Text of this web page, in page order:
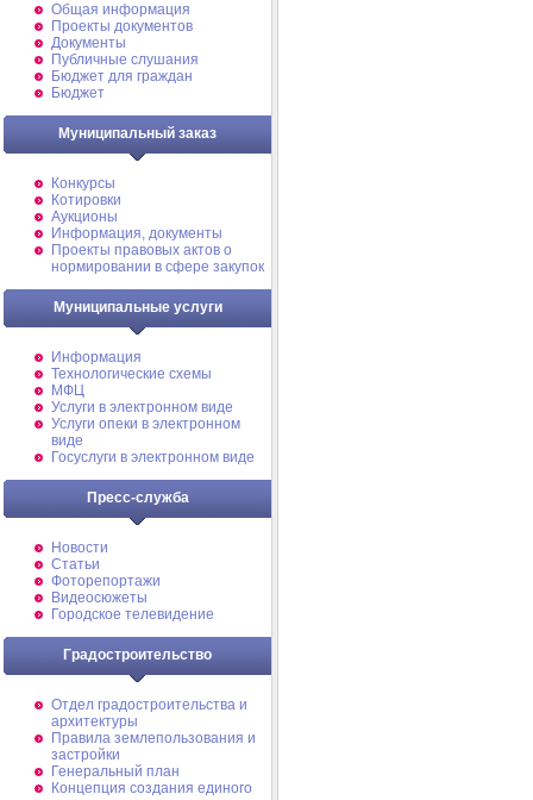
Общая информация
Проекты документов
Документы
Публичные слушания
Бюджет для граждан
Бюджет
Муниципальный заказ
Конкурсы
Котировки
Аукционы
Информация, документы
Проекты правовых актов о
нормировании в сфере закупок
Муниципальные услуги
Информация
Технологические схемы
МФЦ
Услуги в электронном виде
Услуги опеки в электронном
виде
Госуслуги в электронном виде
Пресс-служба
Новости
Статьи
Фоторепортажи
Видеосюжеты
Городское телевидение
Градостроительство
Отдел градостроительства и
архитектуры
Правила землепользования и
застройки
Генеральный план
Концепция создания единого